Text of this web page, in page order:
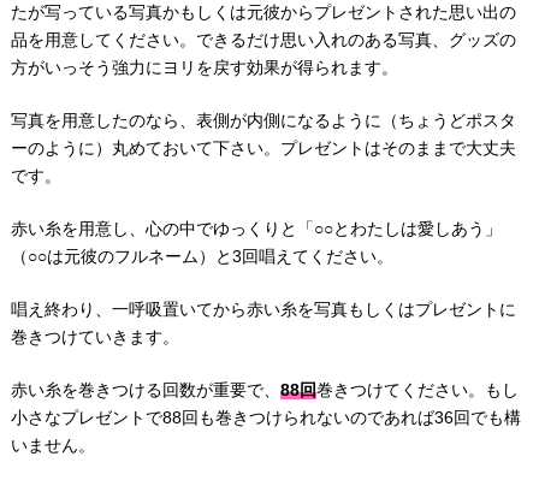
たが写っている写真かもしくは元彼からプレゼントされた思い出の
品を用意してください。できるだけ思い入れのある写真、グッズの
方がいっそう強力にヨリを戻す効果が得られます。
写真を用意したのなら、表側が内側になるように（ちょうどポスタ
ーのように）丸めておいて下さい。プレゼントはそのままで大丈夫
です。
赤い糸を用意し、心の中でゆっくりと「○○とわたしは愛しあう」
（○○は元彼のフルネーム）と3回唱えてください。
唱え終わり、一呼吸置いてから赤い糸を写真もしくはプレゼントに
巻きつけていきます。
赤い糸を巻きつける回数が重要で、 88回巻きつけてください。もし
小さなプレゼントで88回も巻きつけられないのであれば36回でも構
いません。